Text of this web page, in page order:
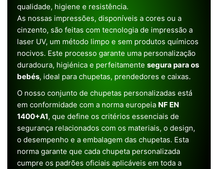
qualidade, higiene e resistência.
As nossas impressões, disponíveis a cores ou a
cinzento, são feitas com tecnologia de impressão a
laser UV, um método limpo e sem produtos químicos
nocivos. Este processo garante uma personalização
duradoura, higiénica e perfeitamente segura para os
bebés, ideal para chupetas, prendedores e caixas.
O nosso conjunto de chupetas personalizadas está
em conformidade com a norma europeia NF EN
1400+A1, que define os critérios essenciais de
segurança relacionados com os materiais, o design,
o desempenho e a embalagem das chupetas. Esta
norma garante que cada chupeta personalizada
cumpre os padrões oficiais aplicáveis em toda a